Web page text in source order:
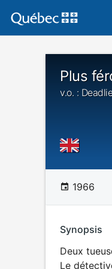
Plus
v.o. :
1966
Synopsis
Deux
Le